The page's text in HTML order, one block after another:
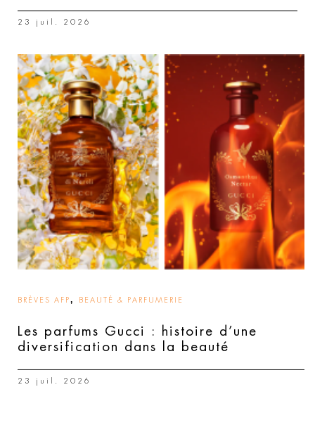
23 juil. 2026
BRÈVES AFP, BEAUTÉ & PARFUMERIE
Les parfums Gucci : histoire d’une
diversification dans la beauté
23 juil. 2026